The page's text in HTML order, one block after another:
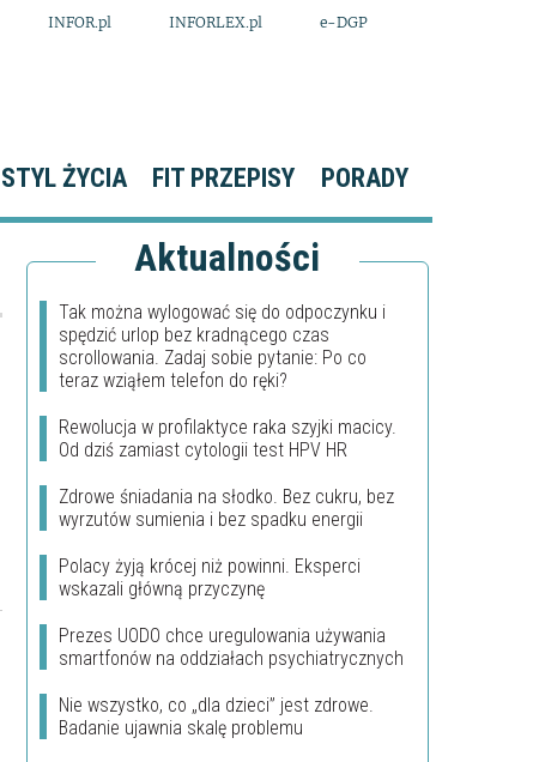
INFOR.pl INFORLEX.pl e-DGP
STYL ŻYCIA FIT PRZEPISY PORADY
Aktualności
Tak można wylogować się do odpoczynku i
spędzić urlop bez kradnącego czas
scrollowania. Zadaj sobie pytanie: Po co
teraz wziąłem telefon do ręki?
Rewolucja w profilaktyce raka szyjki macicy.
Od dziś zamiast cytologii test HPV HR
Zdrowe śniadania na słodko. Bez cukru, bez
wyrzutów sumienia i bez spadku energii
Polacy żyją krócej niż powinni. Eksperci
wskazali główną przyczynę
Prezes UODO chce uregulowania używania
smartfonów na oddziałach psychiatrycznych
Nie wszystko, co „dla dzieci” jest zdrowe.
Badanie ujawnia skalę problemu